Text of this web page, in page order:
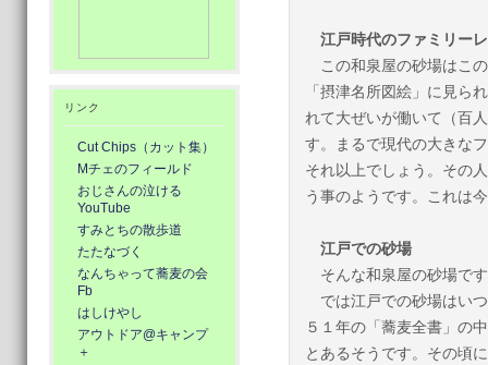
リンク
Cut Chips（カット集）
Mチェのフィールド
おじさんの泣ける
YouTube
すみとちの散歩道
たたなづく
なんちゃって蕎麦の会
Fb
はしけやし
アウトドア@キャンプ
＋
江戸時代のファミリー
この和泉屋の砂場はこ
「摂津名所図絵」に見ら
れて大ぜいが働いて（百
す。まるで現代の大きな
それ以上でしょう。その
う事のようです。これは
江戸での砂場
そんな和泉屋の砂場で
では江戸での砂場はい
５１年の「蕎麦全書」の
とあるそうです。その頃